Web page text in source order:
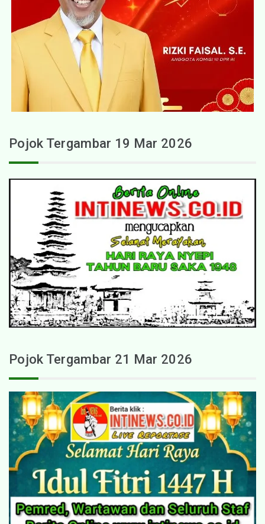
Pojok Tergambar 19 Mar 2026
Pojok Tergambar 21 Mar 2026